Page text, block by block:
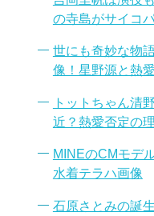
の寺島がサイコパ
世にも奇妙な物
像！星野源と熱
トットちゃん清
近？熱愛否定の
MINEのCMモデ
水着テラハ画像
石原さとみの誕